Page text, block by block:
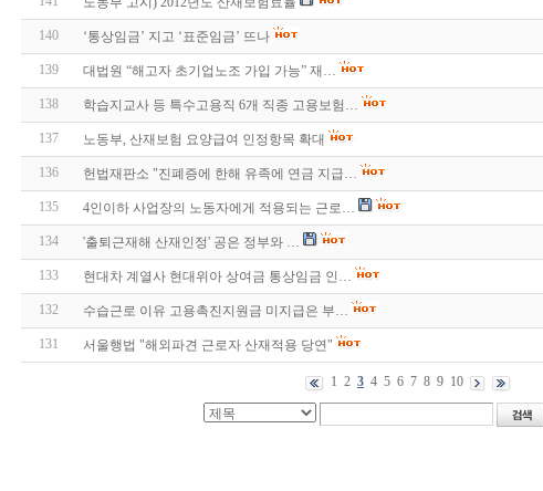
140 ‘통상임금’ 지고 ‘표준임금’ 뜨나
139 대법원 “해고자 초기업노조 가입 가능” 재…
138 학습지교사 등 특수고용직 6개 직종 고용보험…
137 노동부, 산재보험 요양급여 인정항목 확대
136 헌법재판소 "진폐증에 한해 유족에 연금 지급…
135 4인이하 사업장의 노동자에게 적용되는 근로…
134 '출퇴근재해 산재인정' 공은 정부와 …
133 현대차 계열사 현대위아 상여금 통상임금 인…
132 수습근로 이유 고용촉진지원금 미지급은 부…
131 서울행법 "해외파견 근로자 산재적용 당연"
1 2 3 4 5 6 7 8 9 10